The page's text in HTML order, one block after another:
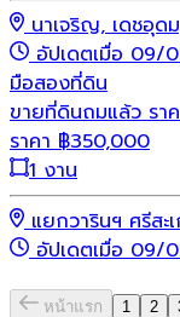
นาเจริญ, เดชอุด
อัปเดตเมื่อ 09/
มือสองที่ดิน
ขายที่ดินถมแล้ว รา
ราคา ฿350,000
1 งาน
แยกวารินฯ ศรีสะ
อัปเดตเมื่อ 09/
หน้าแรก 1 2